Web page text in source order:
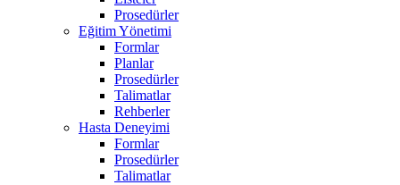
Prosedürler
Eğitim Yönetimi
Formlar
Planlar
Prosedürler
Talimatlar
Rehberler
Hasta Deneyimi
Formlar
Prosedürler
Talimatlar